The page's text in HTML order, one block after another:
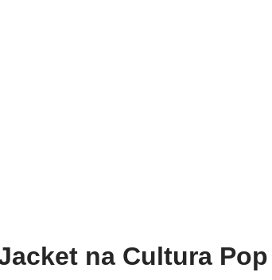
na Cultura Pop